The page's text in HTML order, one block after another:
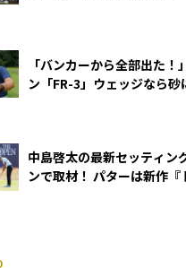
「バンカーから全部出た！
ン「FR-3」ウェッジなら砂
中島啓太の最新セッティン
ンで取材！ パターは新作『